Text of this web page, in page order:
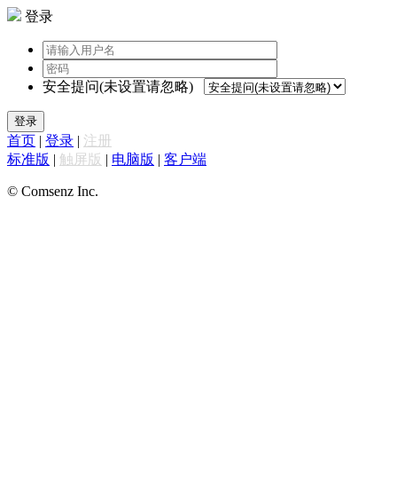
登录
安全提问(未设置请忽略)
登录
首页 | 登录 | 注册
标准版 | 触屏版 | 电脑版 | 客户端
© Comsenz Inc.